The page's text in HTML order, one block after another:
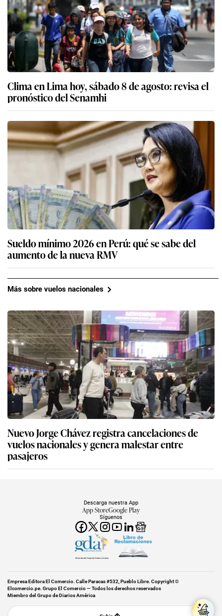
Clima en Lima hoy, sábado 8 de agosto: revisa el
pronóstico del Senamhi
Sueldo mínimo 2026 en Perú: qué se sabe del
aumento de la nueva RMV
Más sobre vuelos nacionales
Nuevo Jorge Chávez registra cancelaciones de
vuelos nacionales y genera malestar entre
pasajeros
Síguenos
Descarga nuestra App
App StoreGoogle Play
Miembro del Grupo de Diarios América
Empresa Editora El Comercio. Calle Paracas #532, Pueblo Libre. Copyright ©
Elcomercio.pe. Grupo El Comercio — Todos los derechos reservados
Miembro del Grupo de Diarios América